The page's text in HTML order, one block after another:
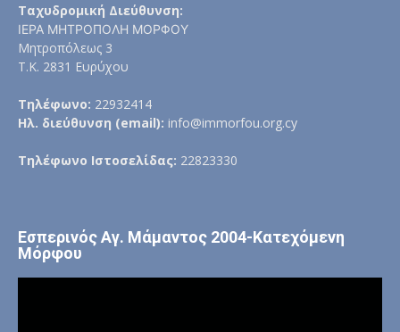
Ταχυδρομική Διεύθυνση:
ΙΕΡΑ ΜΗΤΡΟΠΟΛΗ ΜΟΡΦΟΥ
Μητροπόλεως 3
Τ.Κ. 2831 Ευρύχου
Τηλέφωνο: 22932414
Ηλ. διεύθυνση (email): info@immorfou.org.cy
Τηλέφωνο Ιστοσελίδας: 22823330
Εσπερινός Αγ. Μάμαντος 2004-Κατεχόμενη
Μόρφου